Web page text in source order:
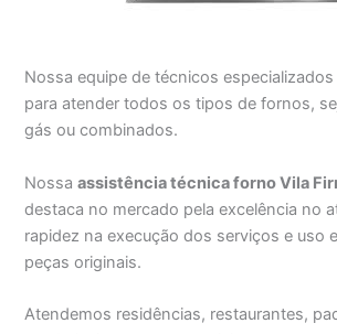
Nossa equipe de técnicos
para atender todos os tipos de fornos,
gás ou combinados.
Nossaassistência técnica forno Vila
destaca no mercado pela excelência no
rapidez na execução dos serviços e uso
peças originais.
Atendemos residências, restaurantes,